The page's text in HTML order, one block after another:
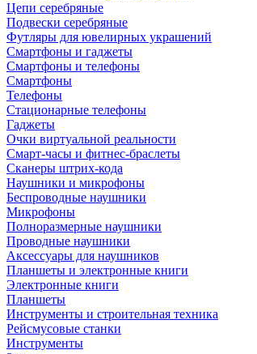
Цепи серебряные
Подвески серебряные
Футляры для ювелирных украшений
Смартфоны и гаджеты
Смартфоны и телефоны
Смартфоны
Телефоны
Стационарные телефоны
Гаджеты
Очки виртуальной реальности
Смарт-часы и фитнес-браслеты
Сканеры штрих-кода
Наушники и микрофоны
Беспроводные наушники
Микрофоны
Полноразмерные наушники
Проводные наушники
Аксессуары для наушников
Планшеты и электронные книги
Электронные книги
Планшеты
Инструменты и строительная техника
Рейсмусовые станки
Инструменты